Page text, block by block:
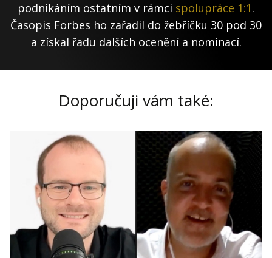
podnikáním ostatním v rámci spolupráce 1:1.
Časopis Forbes ho zařadil do žebříčku 30 pod 30
a získal řadu dalších ocenění a nominací.
Doporučuji vám také: